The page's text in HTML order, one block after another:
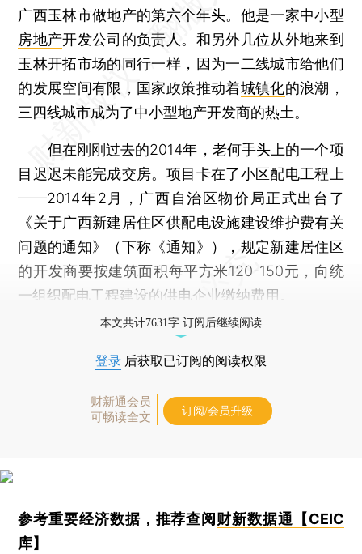
广西玉林市做地产的第六个年头。他是一家中小型
房地产开发公司的负责人。和另外几位从外地来到
玉林开拓市场的同行一样，因为一二线城市给他们
的发展空间有限，国家政策推动着城镇化的浪潮，
三四线城市成为了中小型地产开发商的热土。
但在刚刚过去的2014年，老何手头上的一个项
目迟迟未能完成交房。项目卡在了小区配电工程上
——2014年2月，广西自治区物价局正式出台了
《关于广西新建居住区供配电设施建设维护费有关
问题的通知》（下称《通知》），规定新建居住区
的开发商要按建筑面积每平方米120-150元，向统
一组织配电工程建设的供电企业缴纳费用。
本文共计7631字 订阅后继续阅读
登录 后获取已订阅的阅读权限
财新通会员
可畅读全文
订阅/会员升级
参考重要经济数据，推荐查阅 财新数据通【CEIC
库】